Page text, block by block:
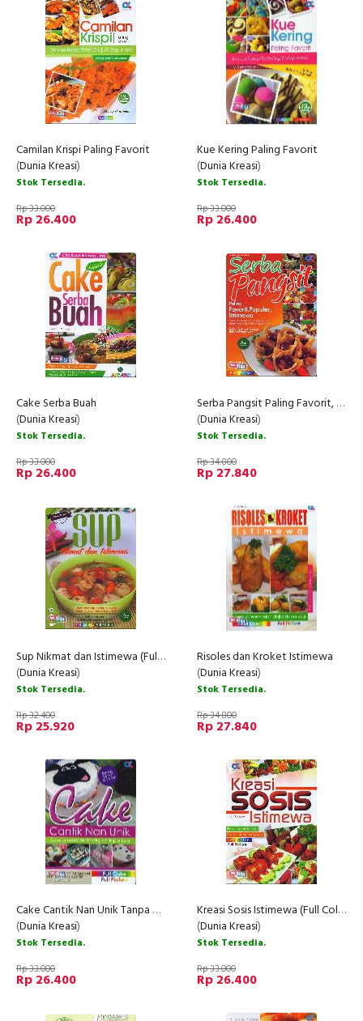
Camilan Krispi Paling Favorit
(Dunia Kreasi)
Stok Tersedia.
Rp 33.000
Rp 26.400
Kue Kering Paling Favorit
(Dunia Kreasi)
Stok Tersedia.
Rp 33.000
Rp 26.400
Cake Serba Buah
(Dunia Kreasi)
Stok Tersedia.
Rp 33.000
Rp 26.400
Serba Pangsit Paling Favorit, Populer, Istimewa
(Dunia Kreasi)
Stok Tersedia.
Rp 34.800
Rp 27.840
Sup Nikmat dan Istimewa (Full Color+Full Picture)
(Dunia Kreasi)
Stok Tersedia.
Rp 32.400
Rp 25.920
Risoles dan Kroket Istimewa
(Dunia Kreasi)
Stok Tersedia.
Rp 34.800
Rp 27.840
Cake Cantik Nan Unik Tanpa Bahan Pengawet dan Pemanis Buatan (Full Color)
(Dunia Kreasi)
Stok Tersedia.
Rp 33.000
Rp 26.400
Kreasi Sosis Istimewa (Full Color+Full Picture)
(Dunia Kreasi)
Stok Tersedia.
Rp 33.000
Rp 26.400